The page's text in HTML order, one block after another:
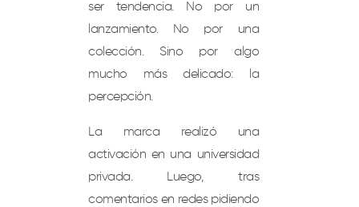
ser tendencia. No por un
lanzamiento. No por una
colección. Sino por algo
mucho más delicado: la
percepción.
La marca realizó una
activación en una universidad
privada. Luego, tras
comentarios en redes pidiendo